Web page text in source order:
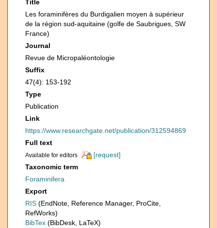
Title
Les foraminifères du Burdigalien moyen à supérieur
de la région sud-aquitaine (golfe de Saubrigues, SW
France)
Journal
Revue de Micropaléontologie
Suffix
47(4): 153-192
Type
Publication
Link
https://www.researchgate.net/publication/312594869
Full text
Available for editors
[request]
Taxonomic term
Foraminifera
Export
RIS (EndNote, Reference Manager, ProCite,
RefWorks)
BibTex (BibDesk, LaTeX)